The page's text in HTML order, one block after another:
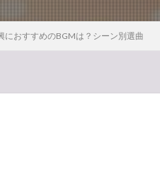
おすすめのBGMは？シーン別選曲